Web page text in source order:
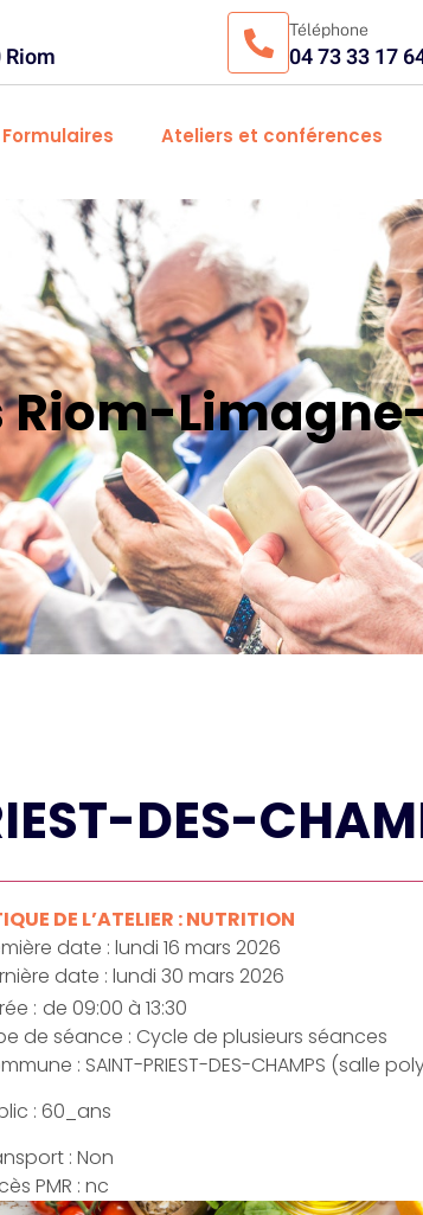
Téléphone
04 73 33 17
Formulaires Ateliers et conférences
Riom-
DES-
DE L’ATELIER : NUTRITION
date : lundi 16 mars 2026
date : lundi 30 mars 2026
: de 09:00 à 13:30
de séance : Cycle de plusieurs séances
: SAINT-PRIEST-DES-CHAMPS (salle
: 60_ans
: Non
PMR : nc